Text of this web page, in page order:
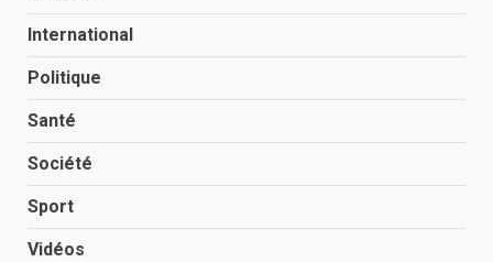
International
Politique
Santé
Société
Sport
Vidéos